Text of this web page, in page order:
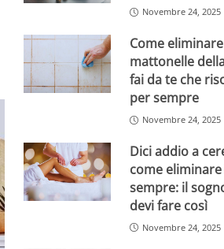
Novembre 24, 2025
Come
mattonelle
fai da te che
per sempre
Novembre 24, 2025
Dici addio a
come
sempre: il
devi fare così
Novembre 24, 2025